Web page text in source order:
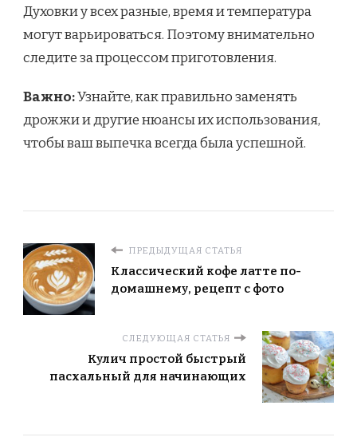
Духовки у всех разные, время и температура
могут варьироваться. Поэтому внимательно
следите за процессом приготовления.
Важно:Узнайте, как правильно заменять
дрожжи и другие нюансы их использования,
чтобы ваш выпечка всегда была успешной.
ПРЕДЫДУЩАЯ СТАТЬЯ
Классический кофе латте по-
домашнему, рецепт с фото
СЛЕДУЮЩАЯ СТАТЬЯ
Кулич простой быстрый
пасхальный для начинающих